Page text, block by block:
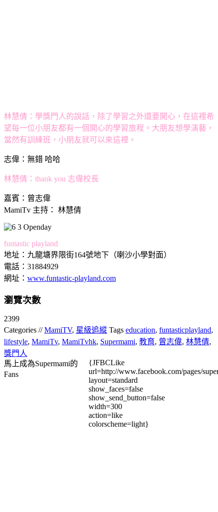
林慧倩：學獎門人的說話，除了學習之外還要開心，在這裡希
望每一位小朋友都有一個開心的學習旅程。大朋友想學演藝，
當然有訓練班，小朋友就可以來這裡。
志偉：無錯 哈哈
林慧倩：thank you 志偉校長
嘉賓：曾志偉
MamiTv 主持： 林慧倩
funtastic playland
地址：九龍塘界限街164號地下（喇沙小學對面）
電話：31884929
網址： www.funtastic-playland.com
瀏覽次數
2399
Categories //MamiTV, 星級追縱 Tags education, funtasticplayland,
lifestyle, MamiTv, MamiTvhk, Supermami, 教育, 曾志偉, 林慧倩,
獎門人
馬上成為Supermami的
Fans
{JFBCLike
url=http://www.facebook.com/pages/
layout=standard
show_faces=false
show_send_button=false
width=300
action=like
colorscheme=light}